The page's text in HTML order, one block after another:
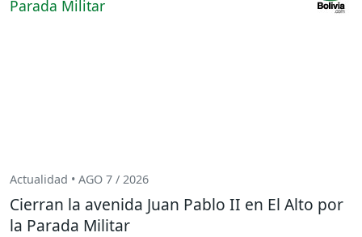
Actualidad • AGO 7 / 2026
Cierran la avenida Juan Pablo II en El Alto por
la Parada Militar